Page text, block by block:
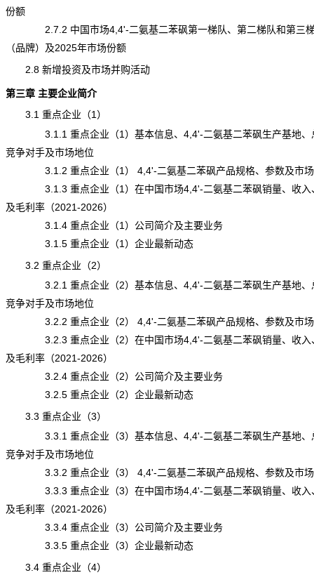
份额
2.7.2 中国市场4,4'-二氨基二苯砜第一梯队、第二梯队和第三梯
（品牌）及2025年市场份额
2.8 新增投资及市场并购活动
第三章 主要企业简介
3.1 重点企业（1）
3.1.1 重点企业（1）基本信息、4,4'-二氨基二苯砜生产基地、
竞争对手及市场地位
3.1.2 重点企业（1） 4,4'-二氨基二苯砜产品规格、参数及市场
3.1.3 重点企业（1）在中国市场4,4'-二氨基二苯砜销量、收入
及毛利率（2021-2026）
3.1.4 重点企业（1）公司简介及主要业务
3.1.5 重点企业（1）企业最新动态
3.2 重点企业（2）
3.2.1 重点企业（2）基本信息、4,4'-二氨基二苯砜生产基地、
竞争对手及市场地位
3.2.2 重点企业（2） 4,4'-二氨基二苯砜产品规格、参数及市场
3.2.3 重点企业（2）在中国市场4,4'-二氨基二苯砜销量、收入
及毛利率（2021-2026）
3.2.4 重点企业（2）公司简介及主要业务
3.2.5 重点企业（2）企业最新动态
3.3 重点企业（3）
3.3.1 重点企业（3）基本信息、4,4'-二氨基二苯砜生产基地、
竞争对手及市场地位
3.3.2 重点企业（3） 4,4'-二氨基二苯砜产品规格、参数及市场
3.3.3 重点企业（3）在中国市场4,4'-二氨基二苯砜销量、收入
及毛利率（2021-2026）
3.3.4 重点企业（3）公司简介及主要业务
3.3.5 重点企业（3）企业最新动态
3.4 重点企业（4）